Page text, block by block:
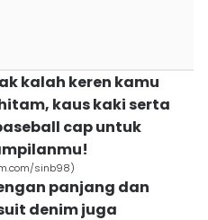
kalah keren kamu
kaus kaki serta
cap untuk
sinb98)
panjang dan
denim juga